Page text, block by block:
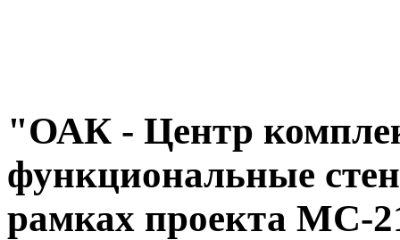
"ОАК - Центр
функциональные
рамках проекта МС-